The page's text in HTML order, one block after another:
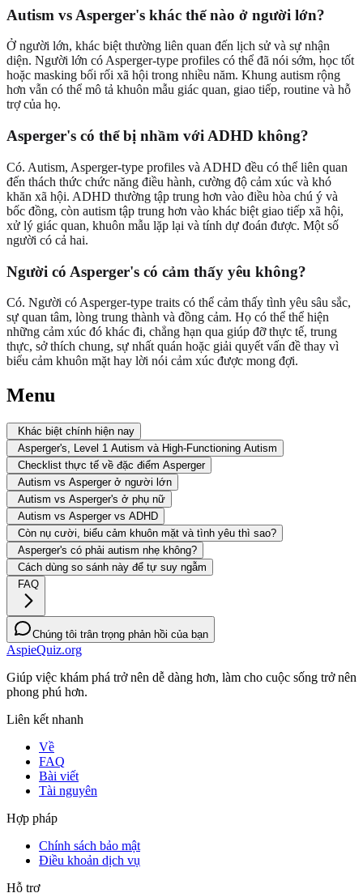
Autism vs Asperger's khác thế nào ở người lớn?
Ở người lớn, khác biệt thường liên quan đến lịch sử và sự nhận
diện. Người lớn có Asperger-type profiles có thể đã nói sớm, học tốt
hoặc masking bối rối xã hội trong nhiều năm. Khung autism rộng
hơn vẫn có thể mô tả khuôn mẫu giác quan, giao tiếp, routine và hỗ
trợ của họ.
Asperger's có thể bị nhầm với ADHD không?
Có. Autism, Asperger-type profiles và ADHD đều có thể liên quan
đến thách thức chức năng điều hành, cường độ cảm xúc và khó
khăn xã hội. ADHD thường tập trung hơn vào điều hòa chú ý và
bốc đồng, còn autism tập trung hơn vào khác biệt giao tiếp xã hội,
xử lý giác quan, khuôn mẫu lặp lại và tính dự đoán được. Một số
người có cả hai.
Người có Asperger's có cảm thấy yêu không?
Có. Người có Asperger-type traits có thể cảm thấy tình yêu sâu sắc,
sự quan tâm, lòng trung thành và đồng cảm. Họ có thể thể hiện
những cảm xúc đó khác đi, chẳng hạn qua giúp đỡ thực tế, trung
thực, sở thích chung, sự nhất quán hoặc giải quyết vấn đề thay vì
biểu cảm khuôn mặt hay lời nói cảm xúc được mong đợi.
Menu
Khác biệt chính hiện nay
Asperger's, Level 1 Autism và High-Functioning Autism
Checklist thực tế về đặc điểm Asperger
Autism vs Asperger ở người lớn
Autism vs Asperger's ở phụ nữ
Autism vs Asperger vs ADHD
Còn nụ cười, biểu cảm khuôn mặt và tình yêu thì sao?
Asperger's có phải autism nhẹ không?
Cách dùng so sánh này để tự suy ngẫm
FAQ
Chúng tôi trân trọng phản hồi của bạn
AspieQuiz.org
Giúp việc khám phá trở nên dễ dàng hơn, làm cho cuộc sống trở nên
phong phú hơn.
Liên kết nhanh
Về
FAQ
Bài viết
Tài nguyên
Hợp pháp
Chính sách bảo mật
Điều khoản dịch vụ
Hỗ trợ